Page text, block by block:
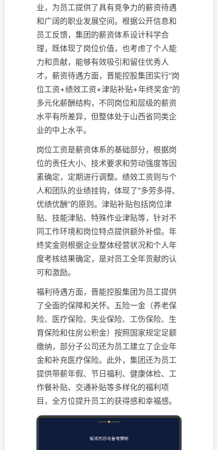
业，为员工提供了具有竞争力的薪资待遇
和广阔的职业发展空间。根据公开信息和
员工反馈，集团的薪资体系设计科学合
理，既体现了岗位价值，也考虑了个人能
力和贡献，能够有效吸引和留住优秀人
才。薪资待遇方面，晋能控股集团实行"岗
位工资+绩效工资+津贴补贴+年终奖金"的
多元化薪酬结构，不同岗位和层级的薪资
水平有所差异，但整体处于山西省同类企
业的中上水平。
岗位工资是薪资体系的基础部分，根据岗
位的责任大小、技术要求和劳动强度等因
素确定，定期进行调整。绩效工资则与个
人和团队的业绩挂钩，体现了"多劳多得、
优绩优酬"的原则。津贴补贴包括岗位津
贴、技能津贴、特殊作业津贴等，针对不
同工作环境和岗位特点提供额外补偿。年
终奖金则根据企业整体经营状况和个人年
度考核结果确定，是对员工全年贡献的认
可和激励。
福利待遇方面，晋能控股集团为员工提供
了全面的保障和关怀。五险一金（养老保
险、医疗保险、失业保险、工伤保险、生
育保险和住房公积金）按照国家规定足额
缴纳，部分子公司还为员工建立了企业年
金和补充医疗保险。此外，集团还为员工
提供带薪年假、节日福利、健康体检、工
作餐补贴、交通补贴等多样化的福利项
目，全方位提升员工的获得感和幸福感。